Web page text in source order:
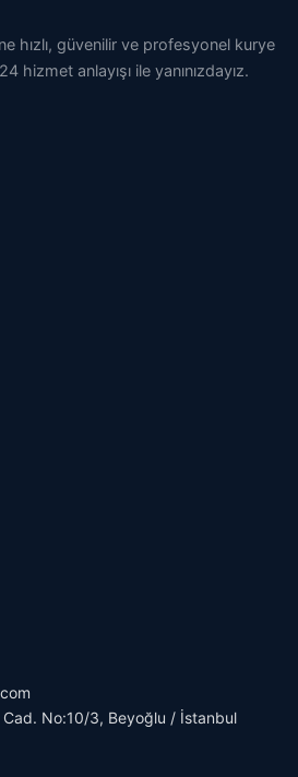
hızlı, güvenilir ve profesyonel kurye
hizmet anlayışı ile yanınızdayız.
Cad. No:10/3, Beyoğlu / İstanbul